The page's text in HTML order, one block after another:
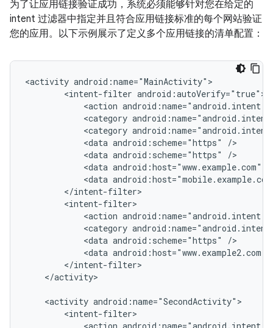
为了让应用链接验证成功，系统必须能够针对您在给定的
intent 过滤器中指定并且符合应用链接标准的每个网站验证
您的应用。以下示例展示了定义多个应用链接的清单配置：
<activity
<intent-filter
<action
<category
<category
<data android:scheme="https"
<data android:scheme="https"
<data android:host="www.example.com"
<data
<action
<category
<data android:scheme="https"
<data android:host="www.example2.com"
</activity>
<activity